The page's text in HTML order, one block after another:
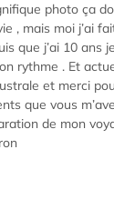
photo ça
, mais moi j’ai
que j’ai 10 ans
rythme . Et
et merci
que vous
de mon